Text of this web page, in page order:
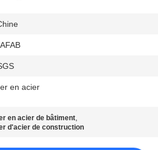
en acier
en acier de bâtiment,
d'acier de construction